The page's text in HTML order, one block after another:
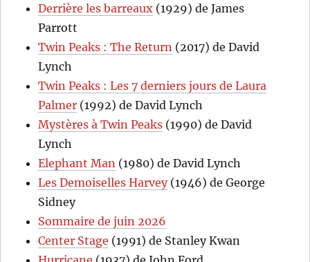
Derrière les barreaux (1929) de James
Parrott
Twin Peaks : The Return (2017) de David
Lynch
Twin Peaks : Les 7 derniers jours de Laura
Palmer (1992) de David Lynch
Mystères à Twin Peaks (1990) de David
Lynch
Elephant Man (1980) de David Lynch
Les Demoiselles Harvey(1946) de George
Sidney
Sommaire de juin 2026
Center Stage (1991) de Stanley Kwan